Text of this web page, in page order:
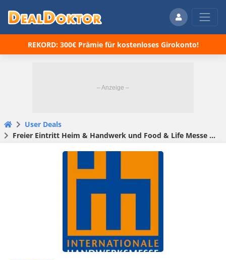
REKORD: 300€ Prämie für kostenloses Girokonto!
User Deals
Freier Eintritt Heim & Handwerk und Food & Life Messe München 28.2.-3.3.24